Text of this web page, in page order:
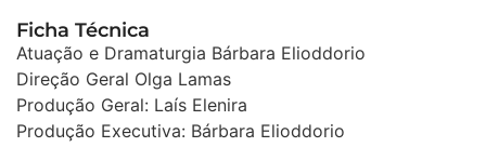
Ficha Técnica
Atuação e Dramaturgia Bárbara Elioddorio
Direção Geral Olga Lamas
Produção Geral: Laís Elenira
Produção Executiva: Bárbara Elioddorio